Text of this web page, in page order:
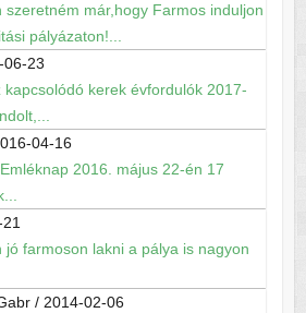
szeretném már,hogy Farmos induljon
pályázaton!...
06-23
kapcsolódó kerek évfordulók 2017-
04-16
2016. május 22-én 17
jó farmoson lakni a pálya is nagyon
/ 2014-02-06